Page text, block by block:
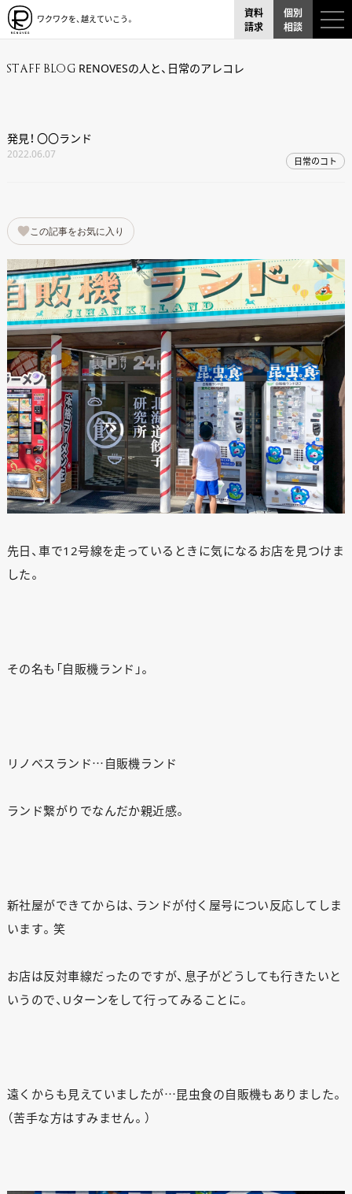
ワクワクを、越えていこう。
資料
請求
個別
相談
STAFF BLOG RENOVESの人と、日常のアレコレ
発見！ 〇〇ランド
2022.06.07
日常のコト
この記事をお気に入り
先日、車で12号線を走っているときに気になるお店を見つけま
した。
その名も「自販機ランド」。
リノベスランド…自販機ランド
ランド繋がりでなんだか親近感。
新社屋ができてからは、ランドが付く屋号につい反応してしま
います。笑
お店は反対車線だったのですが、息子がどうしても行きたいと
いうので、Uターンをして行ってみることに。
遠くからも見えていましたが…昆虫食の自販機もありました。
（苦手な方はすみません。）